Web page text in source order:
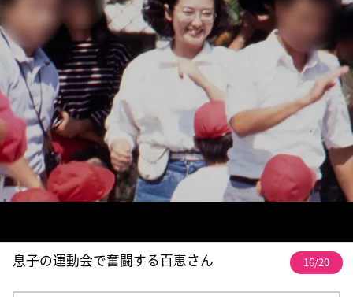
息子の運動会で奮闘する百恵さん 16/20